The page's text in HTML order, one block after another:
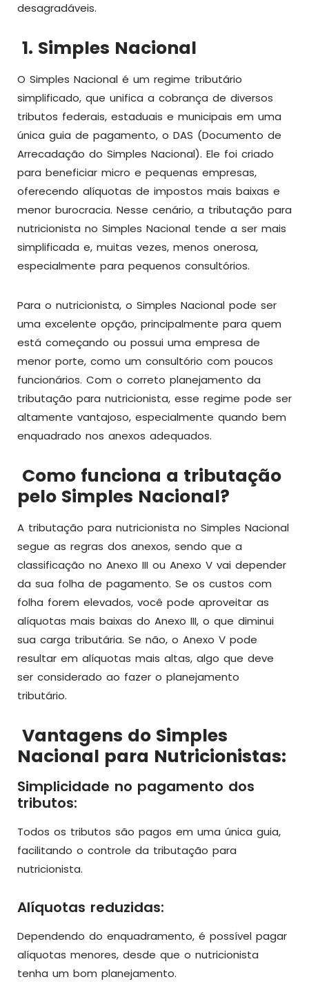
desagradáveis.
1. Simples Nacional
O Simples Nacional é um regime tributário
simplificado, que unifica a cobrança de diversos
tributos federais, estaduais e municipais em uma
única guia de pagamento, o DAS (Documento de
Arrecadação do Simples Nacional). Ele foi criado
para beneficiar micro e pequenas empresas,
oferecendo alíquotas de impostos mais baixas e
menor burocracia. Nesse cenário, a tributação para
nutricionista no Simples Nacional tende a ser mais
simplificada e, muitas vezes, menos onerosa,
especialmente para pequenos consultórios.
Para o nutricionista, o Simples Nacional pode ser
uma excelente opção, principalmente para quem
está começando ou possui uma empresa de
menor porte, como um consultório com poucos
funcionários. Com o correto planejamento da
tributação para nutricionista, esse regime pode ser
altamente vantajoso, especialmente quando bem
enquadrado nos anexos adequados.
Como funciona a tributação
pelo Simples Nacional?
A tributação para nutricionista no Simples Nacional
segue as regras dos anexos, sendo que a
classificação no Anexo III ou Anexo V vai depender
da sua folha de pagamento. Se os custos com
folha forem elevados, você pode aproveitar as
alíquotas mais baixas do Anexo III, o que diminui
sua carga tributária. Se não, o Anexo V pode
resultar em alíquotas mais altas, algo que deve
ser considerado ao fazer o planejamento
tributário.
Vantagens do Simples
Nacional para Nutricionistas:
Simplicidade no pagamento dos
tributos:
Todos os tributos são pagos em uma única guia,
facilitando o controle da tributação para
nutricionista.
Alíquotas reduzidas:
Dependendo do enquadramento, é possível pagar
alíquotas menores, desde que o nutricionista
tenha um bom planejamento.